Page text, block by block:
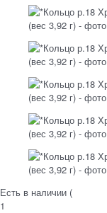
Есть в наличии (
1